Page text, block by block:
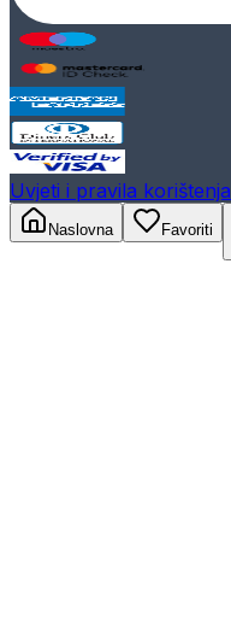
Uvjeti i pravila korištenja
Naslovna
Favoriti